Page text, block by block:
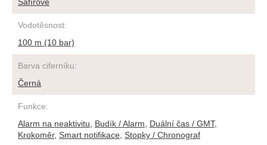
Vodotěsnost:
100 m (10 bar)
Barva ciferníku:
Černá
Funkce:
Alarm na neaktivitu
Budík / Alarm Duální čas / GMT,
Krokoměr, Smart notifikace Stopky / Chronograf